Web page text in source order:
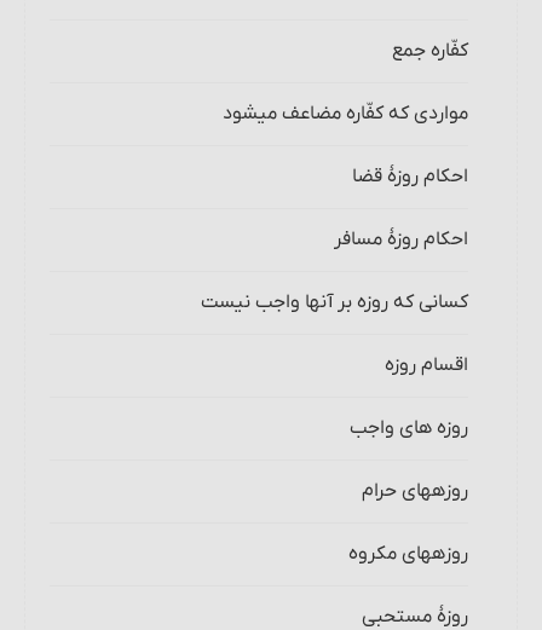
کفّاره جمع
مواردی که کفّاره مضاعف می‏شود
احکام روزۀ قضا
احکام روزۀ مسافر
کسانی که روزه بر آنها واجب نیست
اقسام روزه
روزه‏ های واجب
روزه‏های حرام‏
روزه‏های مکروه
روزۀ مستحبی